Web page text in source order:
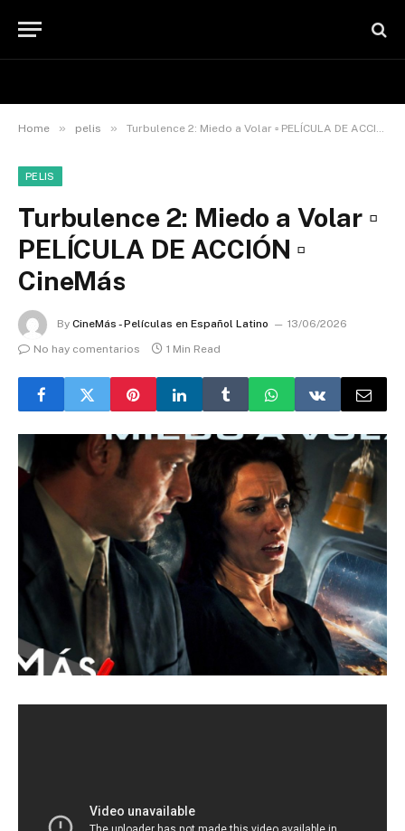
Home » pelis » Turbulence 2: Miedo a Volar ▫️ PELÍCULA DE ACCIÓN ▫️ CineMás
PELIS
Turbulence 2: Miedo a Volar ▫️
PELÍCULA DE ACCIÓN ▫️
CineMás
By CineMás - Películas en Español Latino
13/06/2026
No hay comentarios
1 Min Read